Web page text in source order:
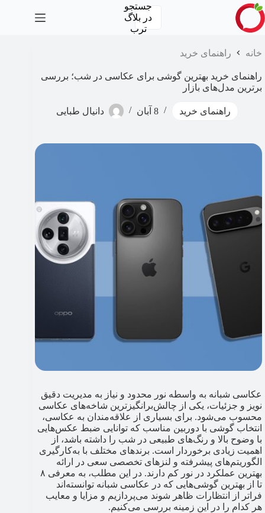
پرش
به
محتوا
جستجو
در بلاگ
ترب
خانه راهنمای خرید
راهنمای خرید بهترین گوشی برای عکاسی در شب؛ بررسی
برترین مدل‌های بازار
راهنمای خرید 8 آبان دانیال طبایی
عکاسی شبانه به واسطه نور محدود و نیاز به مدیریت دقیق
نویز و جزئیات، یکی از چالش‌برانگیزترین شاخه‌های عکاسی
محسوب می‌شود. برای بسیاری از علاقه‌مندان به عکاسی،
انتخاب گوشی با دوربین مناسب که توانایی ضبط عکس‌هایی
با وضوح بالا و رنگ‌های طبیعی در شب را داشته باشد، از
اهمیت زیادی برخوردار است. برندهای مختلف با به‌کارگیری
الگوریتم‌های پیشرفته و لنزهای تخصصی سعی در ارائه
بهترین عملکرد در نور کم دارند. در این مطلب، به معرفی ۸
تا از بهترین گوشی‌هایی که در عکاسی شبانه توانسته‌اند
فراتر از انتظارات ظاهر شوند می‌پردازیم و مزایا و معایب
هر کدام را در این زمینه بررسی می‌کنیم.